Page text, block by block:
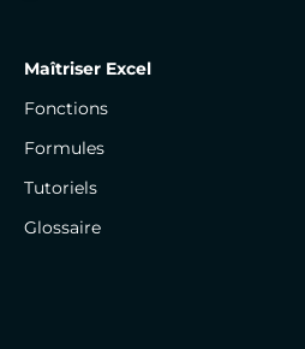
Maîtriser Excel
Fonctions
Formules
Tutoriels
Glossaire